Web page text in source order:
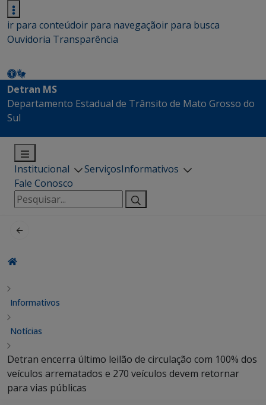
ir para conteúdoir para navegaçãoir para busca
Ouvidoria Transparência
Detran MS
Departamento Estadual de Trânsito de Mato Grosso do
Sul
Institucional ServiçosInformativos
Fale Conosco
Pesquisar
por:
Informativos
Notícias
Detran encerra último leilão de circulação com 100% dos
veículos arrematados e 270 veículos devem retornar
para vias públicas